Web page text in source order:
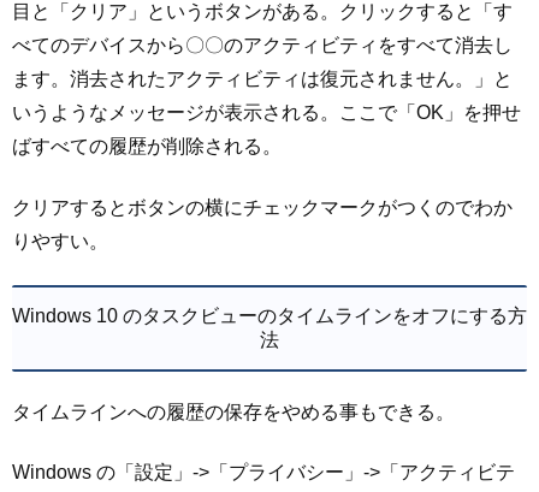
目と「クリア」というボタンがある。クリックすると「す
べてのデバイスから〇〇のアクティビティをすべて消去し
ます。消去されたアクティビティは復元されません。」と
いうようなメッセージが表示される。ここで「OK」を押せ
ばすべての履歴が削除される。
クリアするとボタンの横にチェックマークがつくのでわか
りやすい。
Windows 10 のタスクビューのタイムラインをオフにする方
法
タイムラインへの履歴の保存をやめる事もできる。
Windows の「設定」->「プライバシー」->「アクティビテ